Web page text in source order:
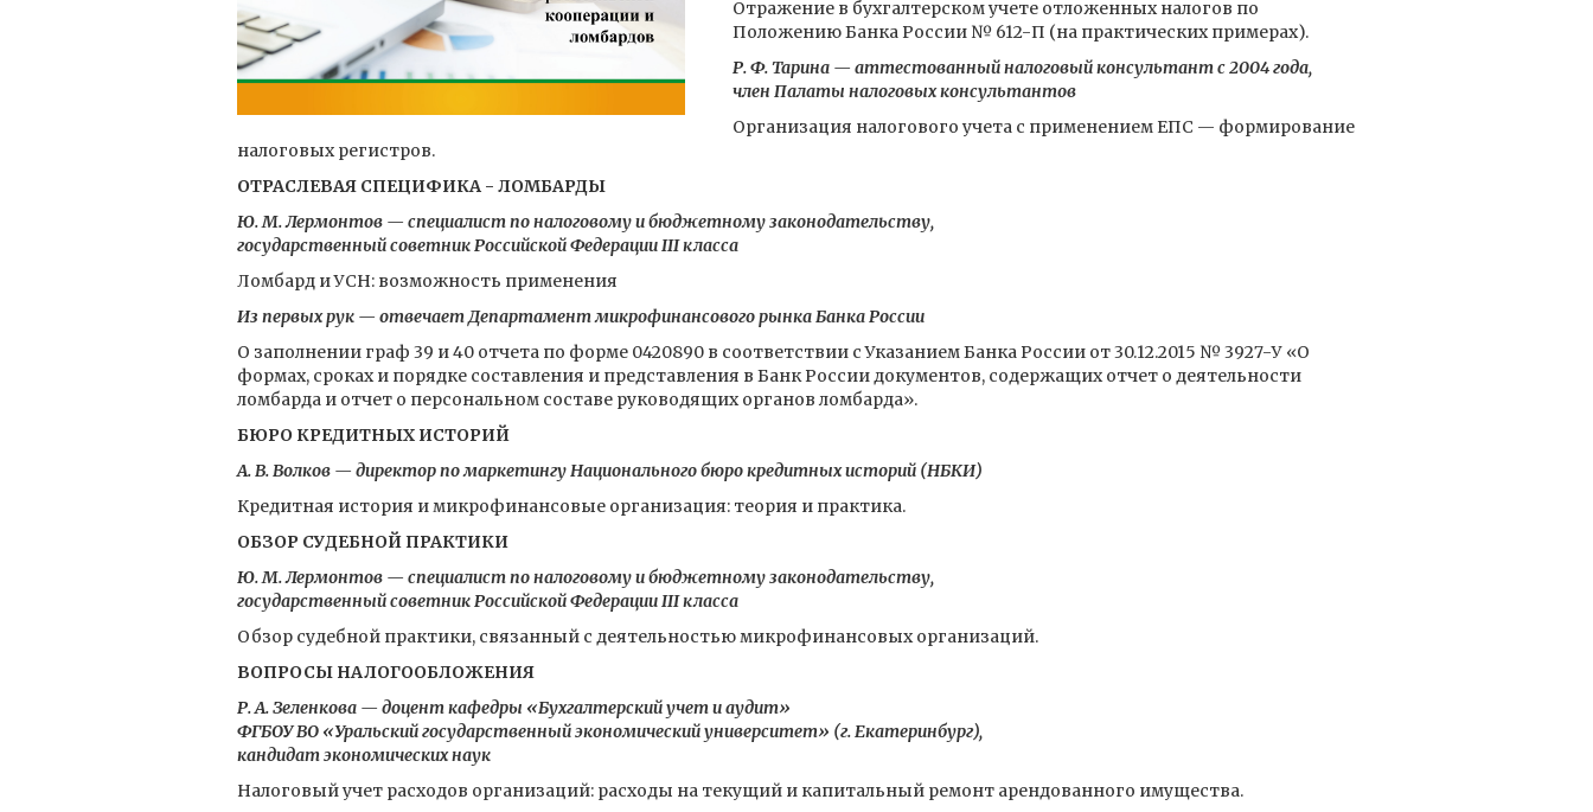
Отражение в бухгалтерском учете отложенных налогов по
Положению Банка России № 612-П (на практических примерах).
Р. Ф. Тарина — аттестованный налоговый консультант с 2004 года,
член Палаты налоговых консультантов
Организация налогового учета с применением ЕПС — формирование
налоговых регистров.
ОТРАСЛЕВАЯ СПЕЦИФИКА - ЛОМБАРДЫ
Ю. М. Лермонтов — специалист по налоговому и бюджетному законодательству,
государственный советник Российской Федерации III класса
Ломбард и УСН: возможность применения
Из первых рук — отвечает Департамент микрофинансового рынка Банка России
О заполнении граф 39 и 40 отчета по форме 0420890 в соответствии с Указанием Банка России от 30.12.2015 № 3927-У «О
формах, сроках и порядке составления и представления в Банк России документов, содержащих отчет о деятельности
ломбарда и отчет о персональном составе руководящих органов ломбарда».
БЮРО КРЕДИТНЫХ ИСТОРИЙ
А. В. Волков — директор по маркетингу Национального бюро кредитных историй (НБКИ)
Кредитная история и микрофинансовые организация: теория и практика.
ОБЗОР СУДЕБНОЙ ПРАКТИКИ
Ю. М. Лермонтов — специалист по налоговому и бюджетному законодательству,
государственный советник Российской Федерации III класса
Обзор судебной практики, связанный с деятельностью микрофинансовых организаций.
ВОПРОСЫ НАЛОГООБЛОЖЕНИЯ
Р. А. Зеленкова — доцент кафедры «Бухгалтерский учет и аудит»
ФГБОУ ВО «Уральский государственный экономический университет» (г. Екатеринбург),
кандидат экономических наук
Налоговый учет расходов организаций: расходы на текущий и капитальный ремонт арендованного имущества.